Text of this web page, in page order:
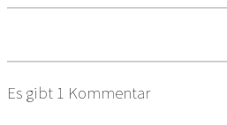
Es gibt 1 Kommentar